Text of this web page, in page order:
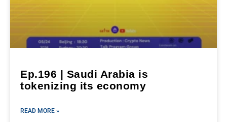
Ep.196 | Saudi Arabia is
tokenizing its economy
READ MORE »